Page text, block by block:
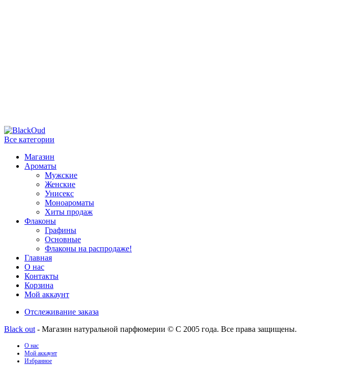
Все категории
Магазин
Ароматы
Мужские
Женские
Унисекс
Моноароматы
Хиты продаж
Флаконы
Графины
Основные
Флаконы на распродаже!
Главная
О нас
Контакты
Корзина
Мой аккаунт
Отслеживание заказа
Black out - Магазин натуральной парфюмерии © С 2005 года. Все права защищены.
О нас
Мой аккаунт
Избранное